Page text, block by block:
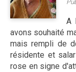
A
avons souhaité
mais rempli de
résidente et
rose en signe